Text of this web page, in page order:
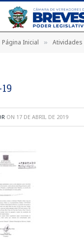
Página Inicial » Atividades
ON 17 DE ABRIL DE 2019